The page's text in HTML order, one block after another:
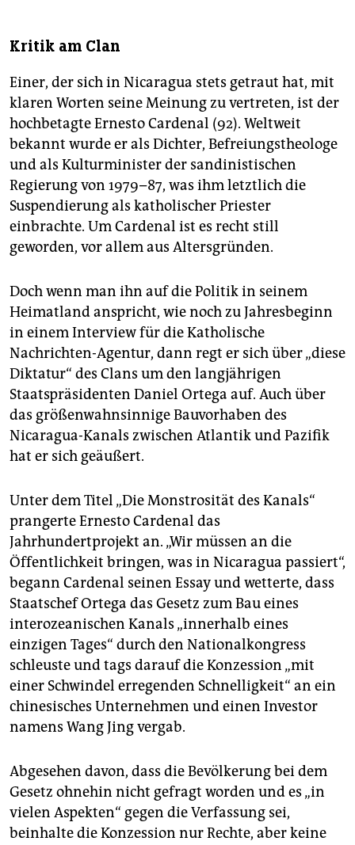
Kritik am Clan
Einer, der sich in Nicaragua stets getraut hat, mit
klaren Worten seine Meinung zu vertreten, ist der
hochbetagte Ernesto Cardenal (92). Weltweit
bekannt wurde er als Dichter, Befreiungstheologe
und als Kulturminister der sandinistischen
Regierung von 1979–87, was ihm letztlich die
Suspendierung als katholischer Priester
einbrachte. Um Cardenal ist es recht still
geworden, vor allem aus Altersgründen.
Doch wenn man ihn auf die Politik in seinem
Heimatland anspricht, wie noch zu Jahresbeginn
in einem Interview für die Katholische
Nachrichten-Agentur, dann regt er sich über „diese
Diktatur“ des Clans um den langjährigen
Staatspräsidenten Daniel Ortega auf. Auch über
das größenwahnsinnige Bauvorhaben des
Nicaragua-Kanals zwischen Atlantik und Pazifik
hat er sich geäußert.
Unter dem Titel „Die Monstrosität des Kanals“
prangerte Ernesto Cardenal das
Jahrhundertprojekt an. „Wir müssen an die
Öffentlichkeit bringen, was in Nicaragua passiert“,
begann Cardenal seinen Essay und wetterte, dass
Staatschef Ortega das Gesetz zum Bau eines
interozeanischen Kanals „innerhalb eines
einzigen Tages“ durch den Nationalkongress
schleuste und tags darauf die Konzession „mit
einer Schwindel erregenden Schnelligkeit“ an ein
chinesisches Unternehmen und einen Investor
namens Wang Jing vergab.
Abgesehen davon, dass die Bevölkerung bei dem
Gesetz ohnehin nicht gefragt worden und es „in
vielen Aspekten“ gegen die Verfassung sei,
beinhalte die Konzession nur Rechte, aber keine